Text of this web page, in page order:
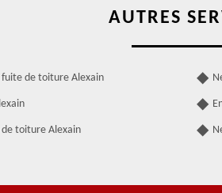
AUTRES
de toiture Alexain
toiture Alexain